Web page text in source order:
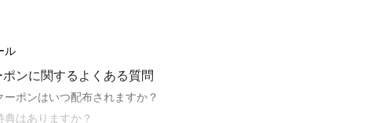
ル
ンに関するよくある質問
ポンはいつ配布されますか？
はありますか？